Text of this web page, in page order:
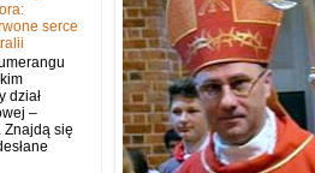
serce
dział
–
Znajdą się